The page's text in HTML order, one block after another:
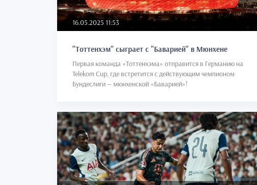
16.05.2025 11:53
"Тоттенхэм" сыграет с "Баварией" в Мюнхене
Первая команда «Тоттенхэма» отправится в Германию на
Telekom Cup, где встретится с действующим чемпионом
Бундеслиги — мюнхенской «Баварией»!